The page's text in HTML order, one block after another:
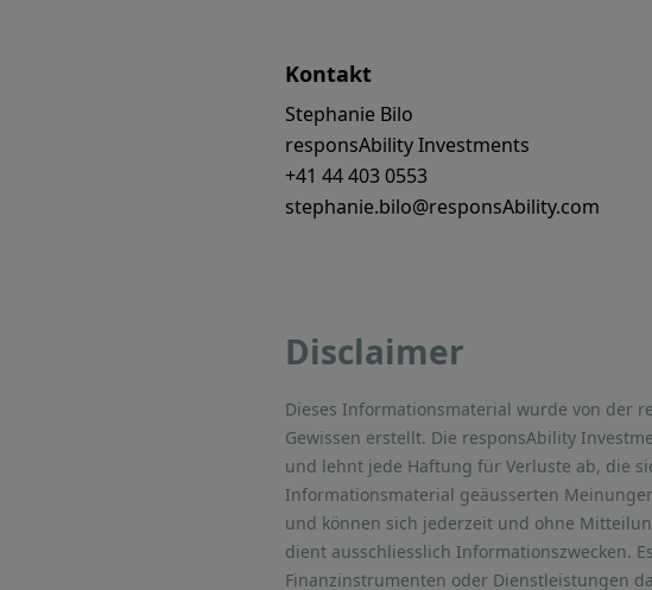
Kontakt
Stephanie Bilo
responsAbility Investments
+41 44 403 0553
stephanie.bilo@responsAbility.com
Disclaimer
Dieses Informationsmaterial wurde von der
Gewissen erstellt. Die responsAbility
und lehnt jede Haftung für Verluste ab, die
Informationsmaterial geäusserten
und können sich jederzeit und ohne
dient ausschliesslich Informationszwecken.
Finanzinstrumenten oder Dienstleistungen